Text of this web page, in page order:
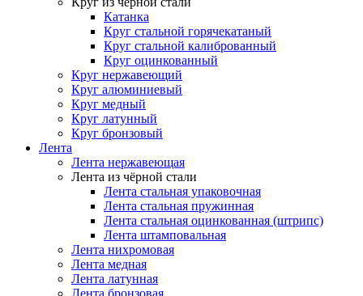
Катанка
Круг стальной горячекатаный
Круг стальной калиброванный
Круг оцинкованный
Круг нержавеющий
Круг алюминиевый
Круг медный
Круг латунный
Круг бронзовый
Лента
Лента нержавеющая
Лента из чёрной стали
Лента стальная упаковочная
Лента стальная пружинная
Лента стальная оцинкованная (штрипс)
Лента штамповальная
Лента нихромовая
Лента медная
Лента латунная
Лента бронзовая